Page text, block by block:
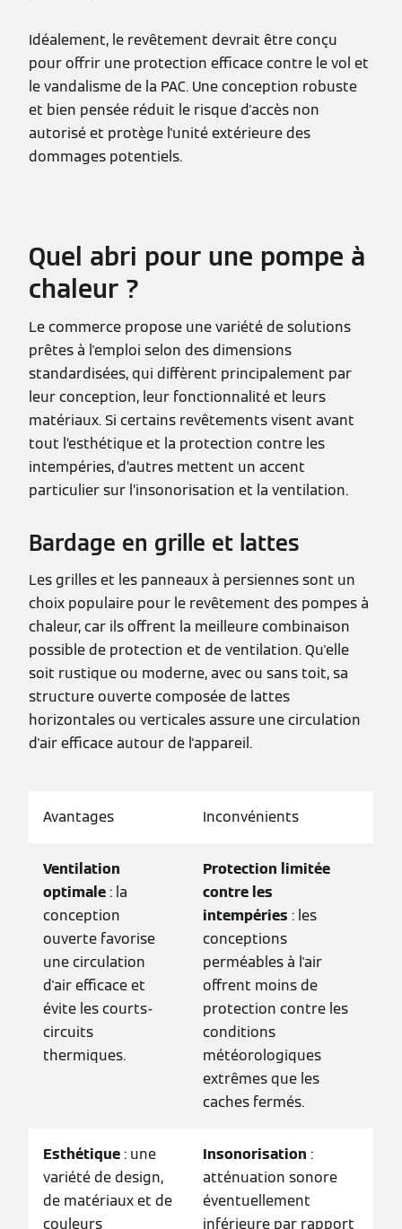
Idéalement, le revêtement devrait être conçu
pour offrir une protection efficace contre le vol et
le vandalisme de la PAC. Une conception robuste
et bien pensée réduit le risque d'accès non
autorisé et protège l'unité extérieure des
dommages potentiels.
Quel abri pour une pompe à
chaleur ?
Le commerce propose une variété de solutions
prêtes à l'emploi selon des dimensions
standardisées, qui diffèrent principalement par
leur conception, leur fonctionnalité et leurs
matériaux. Si certains revêtements visent avant
tout l’esthétique et la protection contre les
intempéries, d’autres mettent un accent
particulier sur l’insonorisation et la ventilation.
Bardage en grille et lattes
Les grilles et les panneaux à persiennes sont un
choix populaire pour le revêtement des pompes à
chaleur, car ils offrent la meilleure combinaison
possible de protection et de ventilation. Qu'elle
soit rustique ou moderne, avec ou sans toit, sa
structure ouverte composée de lattes
horizontales ou verticales assure une circulation
d'air efficace autour de l'appareil.
Avantages Inconvénients
Ventilation
optimale : la
conception
ouverte favorise
une circulation
d'air efficace et
évite les courts-
circuits
thermiques.
Protection limitée
contre les
intempéries : les
conceptions
perméables à l'air
offrent moins de
protection contre les
conditions
météorologiques
extrêmes que les
caches fermés.
Esthétique : une
variété de design,
de matériaux et de
couleurs
Insonorisation :
atténuation sonore
éventuellement
inférieure par rapport